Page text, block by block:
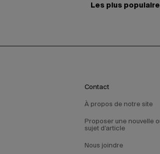
Les plus
Contact
À propos de notre site
Proposer une nouvelle
sujet d’article
Nous joindre